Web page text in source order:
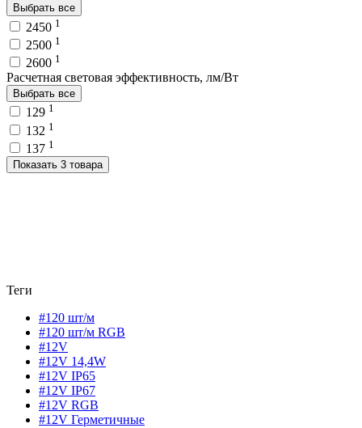
Выбрать все
2450 1
2500 1
2600 1
Расчетная световая эффективность, лм/Вт
Выбрать все
129 1
132 1
137 1
Показать 3 товара
Теги
#120 шт/м
#120 шт/м RGB
#12V
#12V 14,4W
#12V IP65
#12V IP67
#12V RGB
#12V Герметичные